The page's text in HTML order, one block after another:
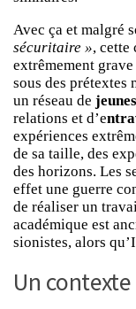
Avec ça et malgré
sécuritaire », cette
extrêmement
sous des prétextes
un réseau de
relations et d’e
expériences
de sa taille, des
des horizons. Les
effet une guerre
de réaliser un
académique est
sionistes, alors
Un